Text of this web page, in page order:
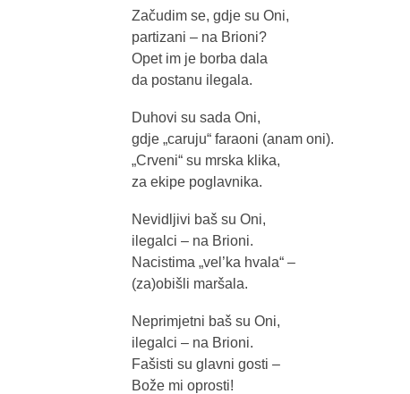
Začudim se, gdje su Oni,
partizani – na Brioni?
Opet im je borba dala
da postanu ilegala.
Duhovi su sada Oni,
gdje „caruju“ faraoni (anam oni).
„Crveni“ su mrska klika,
za ekipe poglavnika.
Nevidljivi baš su Oni,
ilegalci – na Brioni.
Nacistima „vel’ka hvala“ –
(za)obišli maršala.
Neprimjetni baš su Oni,
ilegalci – na Brioni.
Fašisti su glavni gosti –
Bože mi oprosti!